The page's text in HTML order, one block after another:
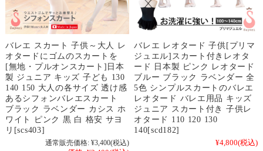
バレエ スカート 子供～大人 レ
オタードにゴムのスカートを
[無地・プルオンスカート]日本
製 ジュニア キッズ 子ども 130
140 150 大人の各サイズ 透け感
あるシフォンバレエスカート
ブラック ラベンダー カシス ホ
ワイト ピンク 黒 白 格安 サヨ
リ[scs403]
通常販売価格: ¥3,400(税込)
バレエ レオタード 子供[プリマ
ジュエル]スカート付きレオタ
ード 日本製 ピンク レオタード
ブルー ブラック ラベンダー 全
5色 シンプルスカートのバレエ
レオタード バレエ用品 キッズ
ジュニア スカート付き 子供レ
オタード 110 120 130
140[scd182]
¥4,800(税込)